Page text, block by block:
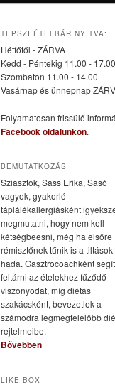
elsődleges
tartalomra
másodlagos
tartalomra
TEPSZI ÉTELBÁR NYITVA:
Hétfőtől - ZÁRVA
Kedd - Péntekig 11.00 - 17.00
Szombaton 11.00 - 14.00
Vasárnap és ünnepnap
Folyamatosan frissülő
Facebook oldalunkon.
BEMUTATKOZÁS
Sziasztok, Sass Erika, Sasó
vagyok, gyakorló
táplálékallergiásként
megmutatni, hogy nem kell
kétségbeesni, még ha elsőre
rémisztőnek tűnik is a tiltások
hada. Gasztrocoachként
feltárni az ételekhez fűződő
viszonyodat, míg diétás
szakácsként, bevezetlek a
számodra legmegfelelőbb
rejtelmeibe.
Bővebben
LIKE BOX